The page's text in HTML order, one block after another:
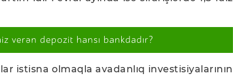
verən depozit hansı bankdadır?
istisna olmaqla avadanlıq investisiyalarının